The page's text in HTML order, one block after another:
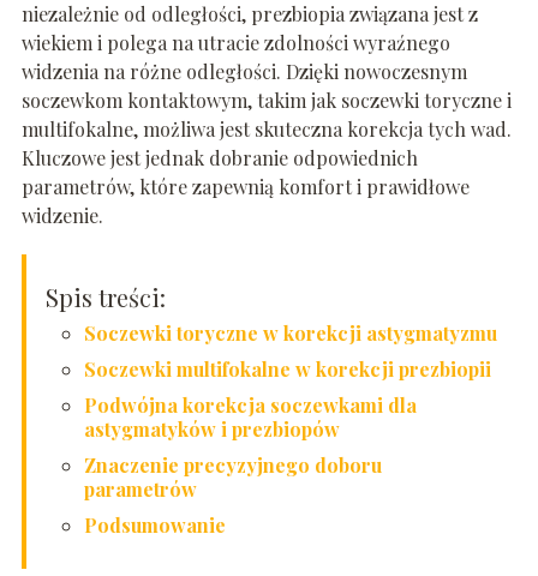
niezależnie od odległości, prezbiopia związana jest z
wiekiem i polega na utracie zdolności wyraźnego
widzenia na różne odległości. Dzięki nowoczesnym
soczewkom kontaktowym, takim jak soczewki toryczne i
multifokalne, możliwa jest skuteczna korekcja tych wad.
Kluczowe jest jednak dobranie odpowiednich
parametrów, które zapewnią komfort i prawidłowe
widzenie.
Spis treści:
Soczewki toryczne w korekcji astygmatyzmu
Soczewki multifokalne w korekcji prezbiopii
Podwójna korekcja soczewkami dla
astygmatyków i prezbiopów
Znaczenie precyzyjnego doboru
parametrów
Podsumowanie